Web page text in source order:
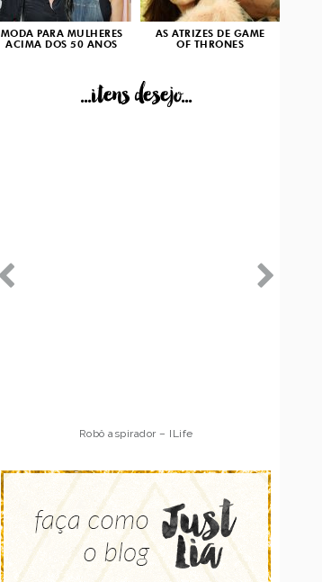
MODA PARA MULHERES
ACIMA DOS 50 ANOS
AS ATRIZES DE GAME
OF THRONES
...itens desejo...
Robô aspirador – ILife